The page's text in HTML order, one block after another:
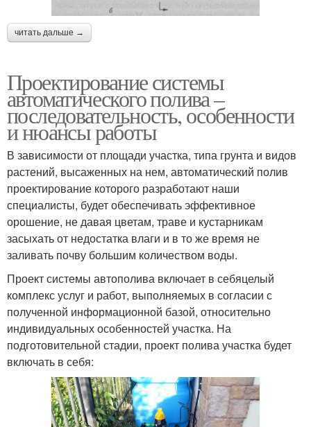
читать дальше →
Проектирование системы
автоматического полива –
последовательность, особенности
и нюансы работы
В зависимости от площади участка, типа грунта и видов
растений, высаженных на нем, автоматический полив
проектирование которого разработают наши
специалисты, будет обеспечивать эффективное
орошение, не давая цветам, траве и кустарникам
засыхать от недостатка влаги и в то же время не
заливать почву большим количеством воды.
Проект системы автополива включает в себяцелый
комплекс услуг и работ, выполняемых в согласии с
полученной информационной базой, относительно
индивидуальных особенностей участка. На
подготовительной стадии, проект полива участка будет
включать в себя: